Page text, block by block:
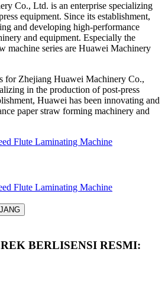
Co., Ltd. is an enterprise specializing
equipment. Since its establishment,
and developing high-performance
and equipment. Especially the
machine series are Huawei Machinery
for Zhejiang Huawei Machinery Co.,
in the production of post-press
Huawei has been innovating and
paper straw forming machinery and
Flute Laminating Machine
Flute Laminating Machine
BERLISENSI RESMI: